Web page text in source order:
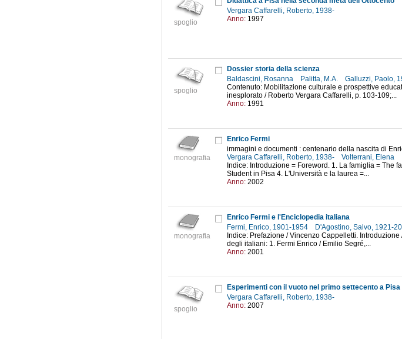
spoglio
Vergara Caffarelli, Roberto, 1938-
Anno: 1997
spoglio
Dossier storia della scienza
Baldascini, Rosanna
Palitta, M.A. Galluzzi, Paolo,
Contenuto: Mobilitazione culturale e prospettive
inesplorato / Roberto Vergara Caffarelli, p. 103-109;...
Anno: 1991
monografia
Enrico Fermi
immagini e documenti : centenario della nascita di
Vergara Caffarelli, Roberto, 1938-
Volterrani, Elena
Indice: Introduzione = Foreword. 1. La famiglia = The
Student in Pisa 4. L'Università e la laurea =...
Anno: 2002
monografia
Enrico Fermi e l'Enciclopedia italiana
Fermi, Enrico, 1901-1954
D'Agostino, Salvo, 1921-
Indice: Prefazione / Vincenzo Cappelletti.
degli italiani: 1. Fermi Enrico / Emilio Segré,...
Anno: 2001
spoglio
Esperimenti con il vuoto nel primo settecento a Pisa
Vergara Caffarelli, Roberto, 1938-
Anno: 2007